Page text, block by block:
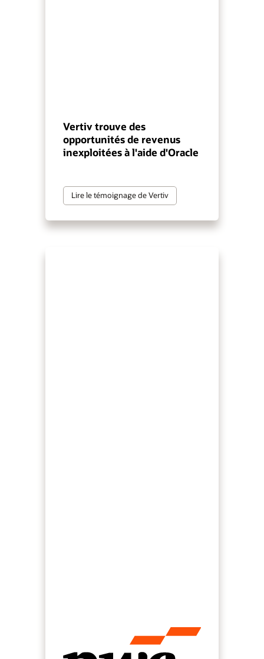
Vertiv trouve des
opportunités de revenus
inexploitées à l'aide d'Oracle
Lire le témoignage de Vertiv